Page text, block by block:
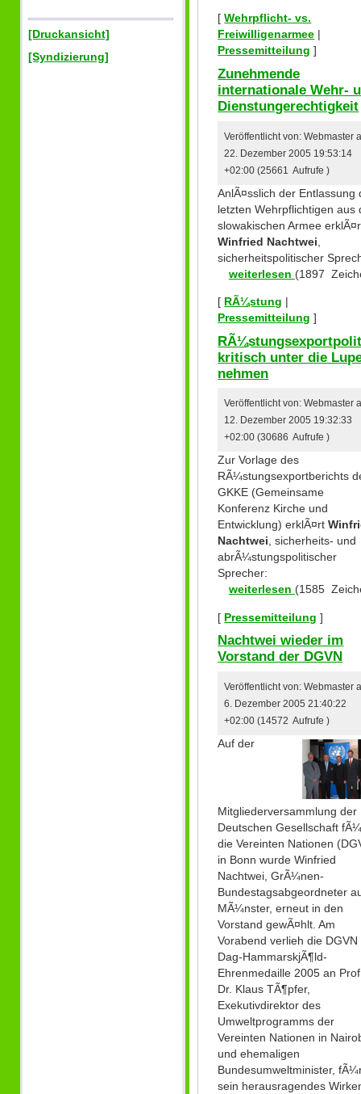
[Druckansicht]
[Syndizierung]
[Wehrpflicht- vs.
Freiwilligenarmee |
Pressemitteilung ]
Zunehmende
internationale Wehr-
Dienstungerechtigkeit
Veröffentlicht von: Webmaster
22. Dezember 2005 19:53:14
+02:00 (25661 Aufrufe )
AnlÃ¤sslich der Entlassung
letzten Wehrpflichtigen aus
slowakischen Armee
Winfried Nachtwei
sicherheitspolitischer
weiterlesen (1897
[ RÃ¼stung |
Pressemitteilung ]
kritisch unter die
nehmen
Veröffentlicht von: Webmaster
12. Dezember 2005 19:32:33
+02:00 (30686 Aufrufe )
Zur Vorlage des
RÃ¼stungsexportberichts
GKKE (Gemeinsame
Konferenz Kirche und
Entwicklung) erklÃ¤rt
Nachtwei, sicherheits- und
abrÃ¼stungspolitischer
Sprecher:
weiterlesen (1585
[ Pressemitteilung ]
Nachtwei wieder im
Vorstand der DGVN
Veröffentlicht von: Webmaster
6. Dezember 2005 21:40:22
+02:00 (14572 Aufrufe )
Auf der
Mitgliederversammlung der
Deutschen Gesellschaft
die Vereinten Nationen
in Bonn wurde Winfried
Nachtwei, GrÃ¼nen-
Bundestagsabgeordneter
MÃ¼nster, erneut in den
Vorstand gewÃ¤hlt. Am
Vorabend verlieh die DGVN
Dag-HammarskjÃ¶ld-
Ehrenmedaille 2005 an
Dr. Klaus TÃ¶pfer,
Exekutivdirektor des
Umweltprogramms der
Vereinten Nationen in
und ehemaligen
Bundesumweltminister,
sein herausragendes